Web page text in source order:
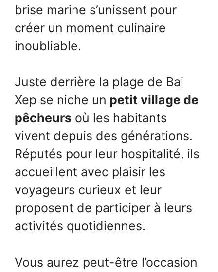
brise marine s’unissent pour
créer un moment culinaire
inoubliable.
Juste derrière la plage de Bai
Xep se niche un petit village de
pêcheurs où les habitants
vivent depuis des générations.
Réputés pour leur hospitalité, ils
accueillent avec plaisir les
voyageurs curieux et leur
proposent de participer à leurs
activités quotidiennes.
Vous aurez peut-être l’occasion